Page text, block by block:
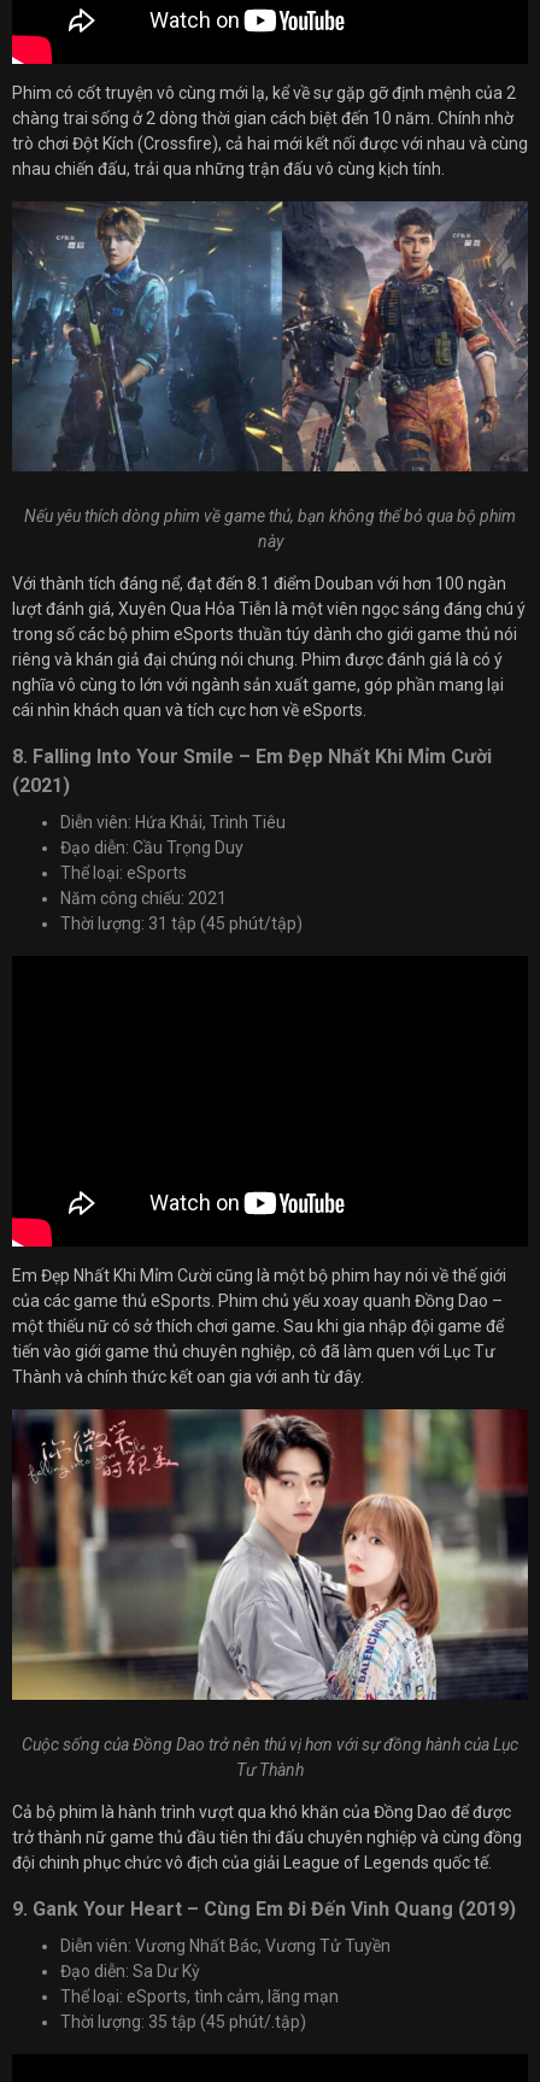
Phim có cốt truyện vô cùng mới lạ, kể về sự gặp gỡ định mệnh của 2
chàng trai sống ở 2 dòng thời gian cách biệt đến 10 năm. Chính nhờ
trò chơi Đột Kích (Crossfire), cả hai mới kết nối được với nhau và cùng
nhau chiến đấu, trải qua những trận đấu vô cùng kịch tính.
Nếu yêu thích dòng phim về game thủ, bạn không thể bỏ qua bộ phim
này
Với thành tích đáng nể, đạt đến 8.1 điểm Douban với hơn 100 ngàn
lượt đánh giá, Xuyên Qua Hỏa Tiễn là một viên ngọc sáng đáng chú ý
trong số các bộ phim eSports thuần túy dành cho giới game thủ nói
riêng và khán giả đại chúng nói chung. Phim được đánh giá là có ý
nghĩa vô cùng to lớn với ngành sản xuất game, góp phần mang lại
cái nhìn khách quan và tích cực hơn về eSports.
8. Falling Into Your Smile – Em Đẹp Nhất Khi Mỉm Cười
(2021)
Diễn viên: Hứa Khải, Trình Tiêu
Đạo diễn: Cầu Trọng Duy
Thể loại: eSports
Năm công chiếu: 2021
Thời lượng: 31 tập (45 phút/tập)
Em Đẹp Nhất Khi Mỉm Cười cũng là một bộ phim hay nói về thế giới
của các game thủ eSports. Phim chủ yếu xoay quanh Đồng Dao –
một thiếu nữ có sở thích chơi game. Sau khi gia nhập đội game để
tiến vào giới game thủ chuyên nghiệp, cô đã làm quen với Lục Tư
Thành và chính thức kết oan gia với anh từ đây.
Cuộc sống của Đồng Dao trở nên thú vị hơn với sự đồng hành của Lục
Tư Thành
Cả bộ phim là hành trình vượt qua khó khăn của Đồng Dao để được
trở thành nữ game thủ đầu tiên thi đấu chuyên nghiệp và cùng đồng
đội chinh phục chức vô địch của giải League of Legends quốc tế.
9. Gank Your Heart – Cùng Em Đi Đến Vinh Quang (2019)
Diễn viên: Vương Nhất Bác, Vương Tử Tuyền
Đạo diễn: Sa Dư Kỳ
Thể loại: eSports, tình cảm, lãng mạn
Thời lượng: 35 tập (45 phút/.tập)